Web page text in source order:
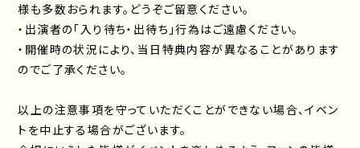
様も多数おられます。どうぞご留意ください。
・出演者の「入り待ち・出待ち」行為はご遠慮ください。
・開催時の状況により、当日特典内容が異なることがあります
のでご了承ください。
以上の注意事項を守っていただくことができない場合、イベン
トを中止する場合がございます。